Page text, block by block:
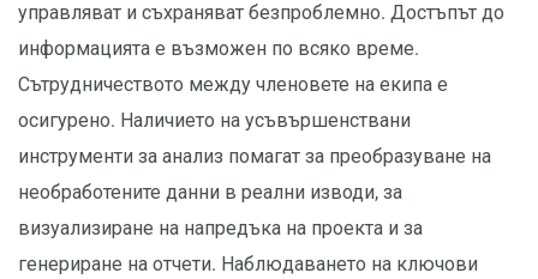
управляват и съхраняват безпроблемно. Достъпът до
информацията е възможен по всяко време.
Сътрудничеството между членовете на екипа е
осигурено. Наличието на усъвършенствани
инструменти за анализ помагат за преобразуване на
необработените данни в реални изводи, за
визуализиране на напредъка на проекта и за
генериране на отчети. Наблюдаването на ключови